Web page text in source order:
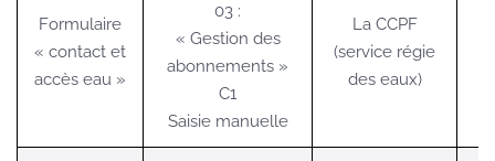
Formulaire
« contact et
accès eau »
03 :
« Gestion des
abonnements »
C1
Saisie manuelle
La CCPF
(service régie
des eaux)